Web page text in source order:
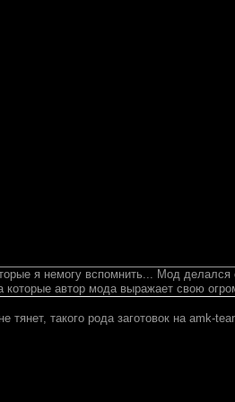
я немогу вспомнить... Мод
которые автор мода выражает свою
такого рода заготовок на amk-